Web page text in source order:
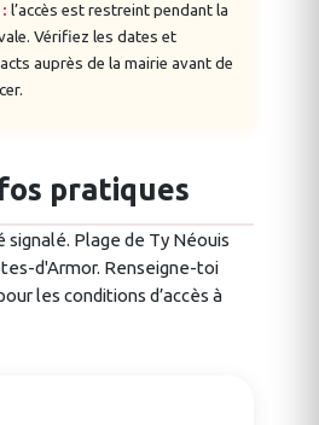
l’accès est restreint pendant la
Vérifiez les dates et
auprès de la mairie avant de
pratiques
signalé. Plage de Ty Néouis
d'Armor. Renseigne-toi
les conditions d’accès à